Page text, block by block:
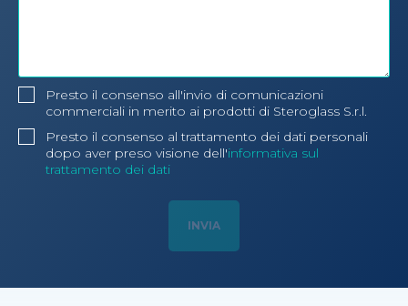
Presto il consenso all'invio di comunicazioni
commerciali in merito ai prodotti di Steroglass S.r.l.
Presto il consenso al trattamento dei dati personali
dopo aver preso visione dell'informativa sul
trattamento dei dati